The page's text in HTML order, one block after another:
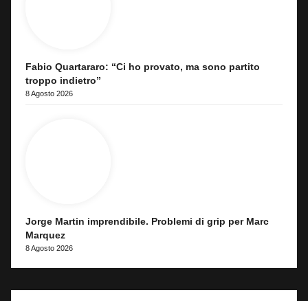
Fabio Quartararo: “Ci ho provato, ma sono partito
troppo indietro”
8 Agosto 2026
Jorge Martin imprendibile. Problemi di grip per Marc
Marquez
8 Agosto 2026